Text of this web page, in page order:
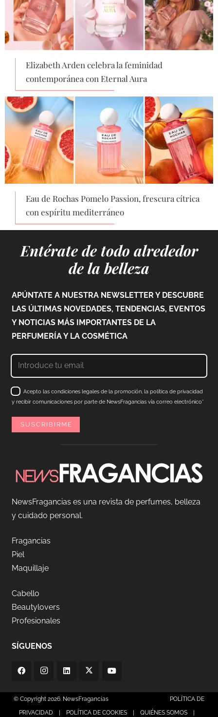
Elizabeth Arden celebra la feminidad
contemporánea con Eternal Aura
Eau de Rochas Pomelo Passion, frescura cítrica
con espíritu mediterráneo
Entérate de todo alrededor
de la belleza
APÚNTATE A NUESTRA NEWSLETTER Y DESCUBRE
LAS ÚLTIMAS NOVEDADES, TENDENCIAS, EVENTOS
Y NOTICIAS MÁS IMPORTANTES DE LA
PERFUMERÍA Y LA COSMÉTICA
Acepto las condiciones legales de la promoción, la política de privacidad
y recibir comunicaciones por parte de NewsFragancias vía correo electrónico*
NewsFragancias es una revista de perfumes, belleza
y cuidado personal.
Fragancias
Piel
Maquillaje
Cabello
Beautylovers
Profesionales
SÍGUENOS
© Copyright 2026. NewsFragancias POLÍTICA DE
PRIVACIDAD | POLÍTICA DE COOKIES | QUIÉNES SOMOS |